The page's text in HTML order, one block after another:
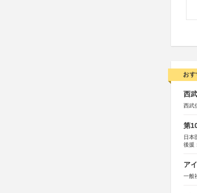
おす
西
西武
第
日本
後援
ア
一般